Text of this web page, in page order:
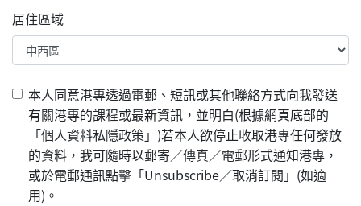
居住區域
本人同意港專透過電郵、短訊或其他聯絡方式向我發送
有關港專的課程或最新資訊，並明白(根據網頁底部的
「個人資料私隱政策」)若本人欲停止收取港專任何發放
的資料，我可隨時以郵寄／傳真／電郵形式通知港專，
或於電郵通訊點擊「Unsubscribe／取消訂閱」(如適
用)。